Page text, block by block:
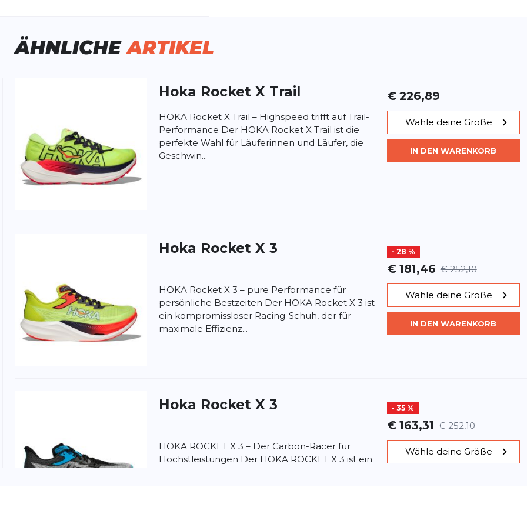
sehr viel
ÄHNLICHEARTIKEL
Hoka Rocket X Trail € 226,89
HOKA Rocket X Trail – Highspeed trifft auf Trail-
Performance Der HOKA Rocket X Trail ist die
perfekte Wahl für Läuferinnen und Läufer, die
Geschwin...
Wähle deine Größe
IN DEN WARENKORB
Hoka Rocket X 3 - 28 %
€ 181,46 € 252,10
HOKA Rocket X 3 – pure Performance für
persönliche Bestzeiten Der HOKA Rocket X 3 ist
ein kompromissloser Racing-Schuh, der für
maximale Effizienz...
Wähle deine Größe
IN DEN WARENKORB
Hoka Rocket X 3 - 35 %
€ 163,31 € 252,10
HOKA ROCKET X 3 – Der Carbon-Racer für
Höchstleistungen Der HOKA ROCKET X 3 ist ein
Wähle deine Größe